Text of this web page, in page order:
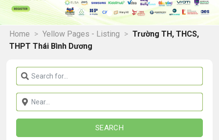
Home > Yellow Pages - Listing > Trường TH, THCS,
THPT Thái Bình Dương
SEARCH